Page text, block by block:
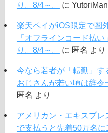
り。8/4～。
に YutoriMan
楽天ペイがiOS限定で圏
「オフラインコード払
り。8/4～。
に 匿名 より
今なら若者が「転勤」す
おじさんが若い頃は辞令
匿名 より
アメリカン・エキスプ
で支払うと先着50万名